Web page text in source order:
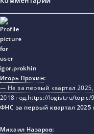
Игорь Прохин:
— Не за первый квартал
2018 год.https://logist.ru/topic/
ФНС за первый квартал 2025
Михаил Назаров: